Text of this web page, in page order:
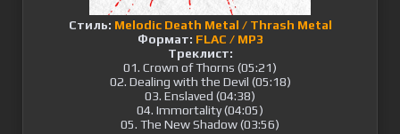
Стиль: Melodic Death Metal / Thrash Metal
Формат: FLAC / MP3
Треклист:
01. Crown of Thorns (05:21)
02. Dealing with the Devil (05:18)
03. Enslaved (04:38)
04. Immortality (04:05)
05. The New Shadow (03:56)